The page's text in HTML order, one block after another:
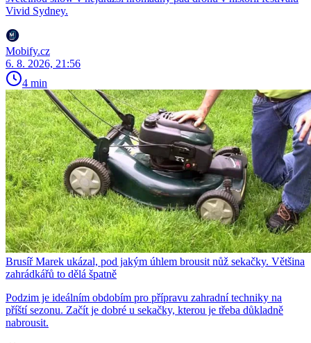
Vivid Sydney.
Mobify.cz
6. 8. 2026, 21:56
4 min
Brusíř Marek ukázal, pod jakým úhlem brousit nůž sekačky. Většina
zahrádkářů to dělá špatně
Podzim je ideálním obdobím pro přípravu zahradní techniky na
příští sezonu. Začít je dobré u sekačky, kterou je třeba důkladně
nabrousit.